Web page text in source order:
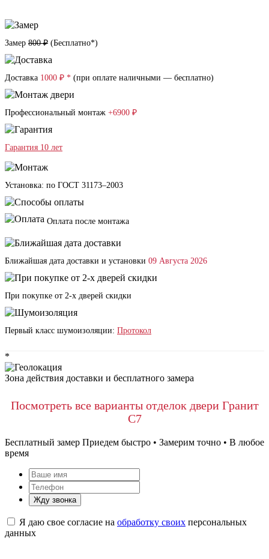
Замер 800 ₽ (Бесплатно*)
Доставка 1000 ₽ * (при оплате наличными — бесплатно)
Профессиональный монтаж +6900 ₽
Гарантия 10 лет
Установка: по ГОСТ 31173–2003
Оплата после монтажа
Ближайшая дата доставки и установки 09 Августа 2026
При покупке от 2-х дверей скидки
Первый класс шумоизоляции: Протокол
*
Зона действия доставки и бесплатного замера
Посмотреть все варианты отделок двери Гранит
C7
Бесплатный замер Приедем быстро • Замерим точно • В любое
время
Жду звонка
Я даю свое согласие на обработку своих персональных
данных